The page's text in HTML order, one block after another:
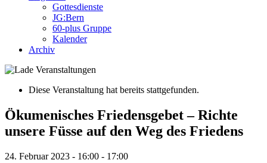
Gottesdienste
JG:Bern
60-plus Gruppe
Kalender
Archiv
Diese Veranstaltung hat bereits stattgefunden.
Ökumenisches Friedensgebet – Richte
unsere Füsse auf den Weg des Friedens
24. Februar 2023 - 16:00 - 17:00